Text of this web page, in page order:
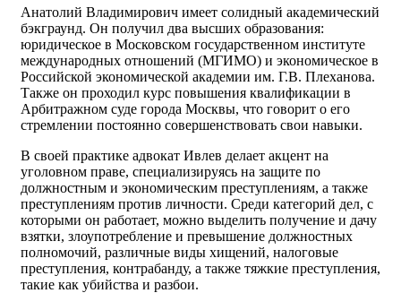
Анатолий Владимирович имеет солидный академический
бэкграунд. Он получил два высших образования:
юридическое в Московском государственном институте
международных отношений (МГИМО) и экономическое в
Российской экономической академии им. Г.В. Плеханова.
Также он проходил курс повышения квалификации в
Арбитражном суде города Москвы, что говорит о его
стремлении постоянно совершенствовать свои навыки.
В своей практике адвокат Ивлев делает акцент на
уголовном праве, специализируясь на защите по
должностным и экономическим преступлениям, а также
преступлениям против личности. Среди категорий дел, с
которыми он работает, можно выделить получение и дачу
взятки, злоупотребление и превышение должностных
полномочий, различные виды хищений, налоговые
преступления, контрабанду, а также тяжкие преступления,
такие как убийства и разбои.